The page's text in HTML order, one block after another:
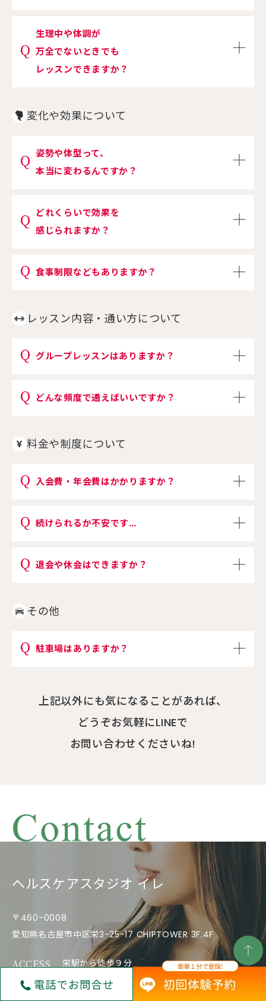
生理中や体調が
万全でないときでも
レッスンできますか？
変化や効果について
姿勢や体型って、
本当に変わるんですか？
どれくらいで効果を
感じられますか？
食事制限などもありますか？
レッスン内容・通い方について
グループレッスンはありますか？
どんな頻度で通えばいいですか？
料金や制度について
入会費・年会費はかかりますか？
続けられるか不安です…
退会や休会はできますか？
その他
駐車場はありますか？
上記以外にも気になることがあれば、
どうぞお気軽にLINEで
お問い合わせくださいね!
ヘルスケアスタジオ イレ
〒460-0008
愛知県名古屋市中区栄3-25-17 CHIPTOWER 3F.4F
ACCESS
栄駅から徒歩９分
矢場町駅から徒歩５分